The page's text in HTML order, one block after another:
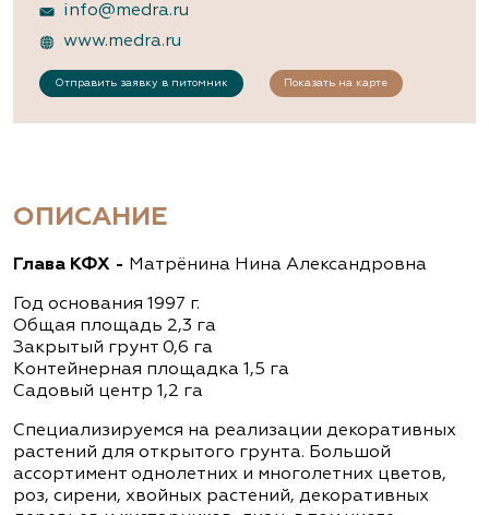
info@medra.ru
www.medra.ru
Отправить заявку в питомник Показать на карте
ОПИСАНИЕ
Глава КФХ - Матрёнина Нина Александровна
Год основания 1997 г.
Общая площадь 2,3 га
Закрытый грунт 0,6 га
Контейнерная площадка 1,5 га
Садовый центр 1,2 га
Специализируемся на реализации декоративных
растений для открытого грунта. Большой
ассортимент однолетних и многолетних цветов,
роз, сирени, хвойных растений, декоративных